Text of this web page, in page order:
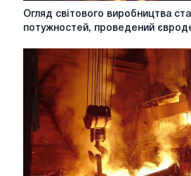
Огляд
виробничих
потужностей,
проведений
євродепутатами
Огляд світового виробництва
потужностей, проведений